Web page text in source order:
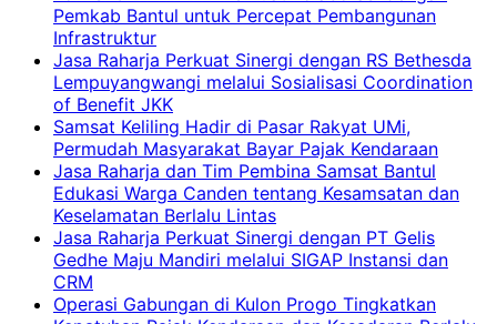
Pemkab Bantul untuk Percepat Pembangunan
Infrastruktur
Jasa Raharja Perkuat Sinergi dengan RS Bethesda
Lempuyangwangi melalui Sosialisasi Coordination
of Benefit JKK
Samsat Keliling Hadir di Pasar Rakyat UMi,
Permudah Masyarakat Bayar Pajak Kendaraan
Jasa Raharja dan Tim Pembina Samsat Bantul
Edukasi Warga Canden tentang Kesamsatan dan
Keselamatan Berlalu Lintas
Jasa Raharja Perkuat Sinergi dengan PT Gelis
Gedhe Maju Mandiri melalui SIGAP Instansi dan
CRM
Operasi Gabungan di Kulon Progo Tingkatkan